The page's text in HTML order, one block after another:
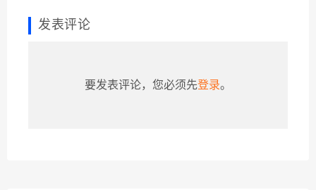
发表评论
要发表评论，您必须先登录。